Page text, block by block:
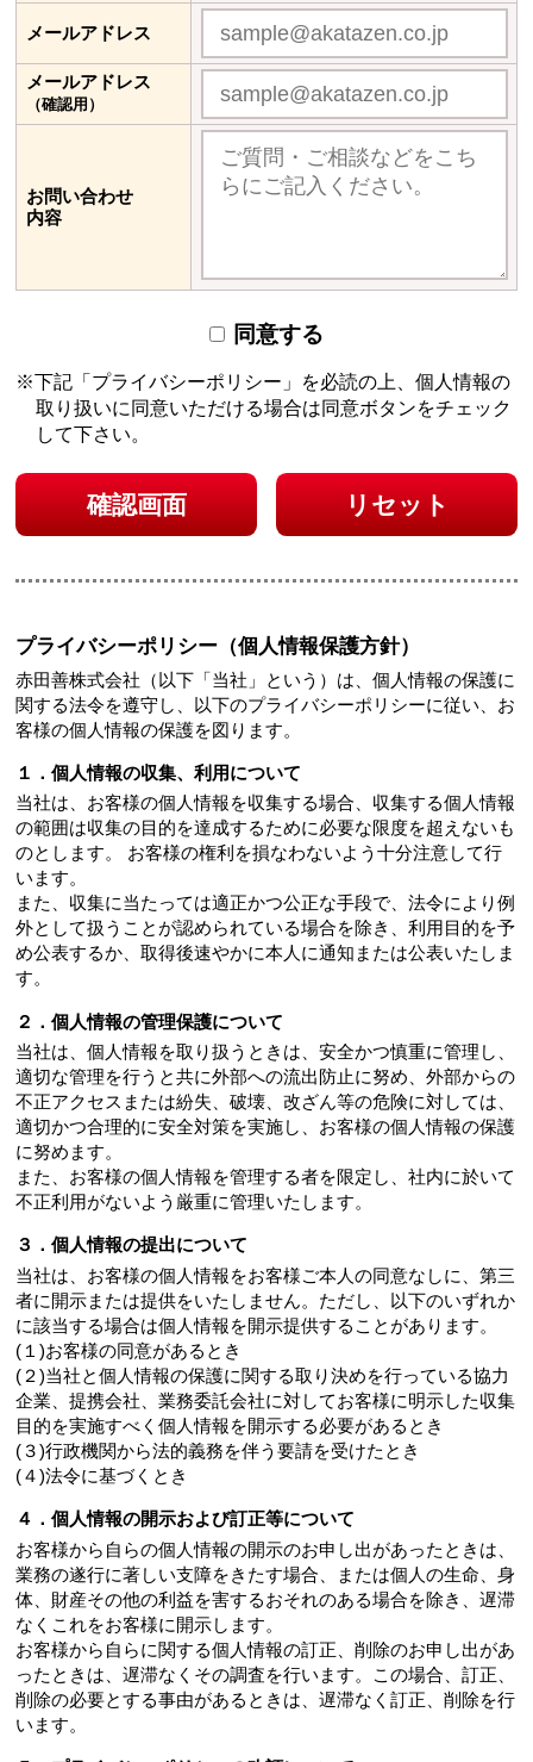
メールアドレス
メールアドレス
（確認用）
お問い合わせ
内容
同意する
下記「プライバシーポリシー」を必読の上、個人情報の
取り扱いに同意いただける場合は同意ボタンをチェック
して下さい。
確認画面 リセット
プライバシーポリシー（個人情報保護方針）
赤田善株式会社（以下「当社」という）は、個人情報の保護に
関する法令を遵守し、以下のプライバシーポリシーに従い、お
客様の個人情報の保護を図ります。
１．個人情報の収集、利用について
当社は、お客様の個人情報を収集する場合、収集する個人情報
の範囲は収集の目的を達成するために必要な限度を超えないも
のとします。 お客様の権利を損なわないよう十分注意して行
います。
また、収集に当たっては適正かつ公正な手段で、法令により例
外として扱うことが認められている場合を除き、利用目的を予
め公表するか、取得後速やかに本人に通知または公表いたしま
す。
２．個人情報の管理保護について
当社は、個人情報を取り扱うときは、安全かつ慎重に管理し、
適切な管理を行うと共に外部への流出防止に努め、外部からの
不正アクセスまたは紛失、破壊、改ざん等の危険に対しては、
適切かつ合理的に安全対策を実施し、お客様の個人情報の保護
に努めます。
また、お客様の個人情報を管理する者を限定し、社内に於いて
不正利用がないよう厳重に管理いたします。
３．個人情報の提出について
当社は、お客様の個人情報をお客様ご本人の同意なしに、第三
者に開示または提供をいたしません。ただし、以下のいずれか
に該当する場合は個人情報を開示提供することがあります。
(１)お客様の同意があるとき
(２)当社と個人情報の保護に関する取り決めを行っている協力
企業、提携会社、業務委託会社に対してお客様に明示した収集
目的を実施すべく個人情報を開示する必要があるとき
(３)行政機関から法的義務を伴う要請を受けたとき
(４)法令に基づくとき
４．個人情報の開示および訂正等について
お客様から自らの個人情報の開示のお申し出があったときは、
業務の遂行に著しい支障をきたす場合、または個人の生命、身
体、財産その他の利益を害するおそれのある場合を除き、遅滞
なくこれをお客様に開示します。
お客様から自らに関する個人情報の訂正、削除のお申し出があ
ったときは、遅滞なくその調査を行います。この場合、訂正、
削除の必要とする事由があるときは、遅滞なく訂正、削除を行
います。